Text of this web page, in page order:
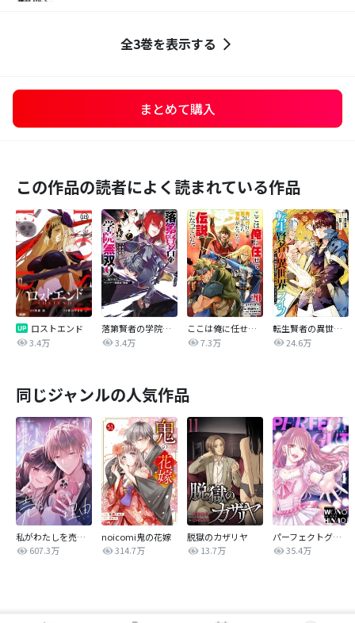
全3巻を表示する
まとめて購入
この作品の読者によく読まれている作品
ロストエンド
3.4万
落第賢者の学院無双 ～二度目の転生、Ｓランクチート魔術師冒険録～
3.4万
ここは俺に任せて先に行けと言ってから10年がたったら伝説になっていた。
7.3万
転生賢者の異世界ライフ～第二の職業を得て、世界最強になりました～
24.6万
同じジャンルの人気作品
私がわたしを売る理由
607.3万
noicomi鬼の花嫁
314.7万
脱獄のカザリヤ
13.7万
パーフェクトグリッター
35.4万